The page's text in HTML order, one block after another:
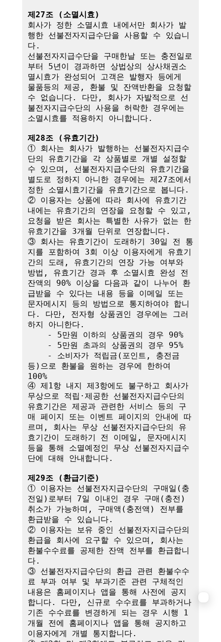
제27조 (소멸시효)
회사가 정한 소멸시효 내에서만 회사가 발
행한 선불전자지급수단을 사용할 수 있습니
다.
선불전자지급수단을 구매한날 또는 충전일로
부터 5년이 경과하면 상법상의 상사채권소
멸시효가 완성되어 고객은 발행자 등에게
물품등의 제공, 환불 및 잔액반환을 요청할
수 없습니다. 다만, 회사가 자발적으로 선
불전자지급수단의 사용을 허락한 경우에는
소멸시효를 적용하지 아니합니다.
제28조 (유효기간)
① 회사는 회사가 발행하는 선불전자지급수
단의 유효기간을 각 상품별로 개별 설정할
수 있으며, 선불전자지급수단의 유효기간을
별도로 정하지 아니한 경우에는 제27조에서
정한 소멸시효기간을 유효기간으로 봅니다.
② 이용자는 상품에 따라 회사에 유효기간
내에는 유효기간의 연장을 요청할 수 있고,
요청을 받은 회사는 특별한 사유가 없는 한
유효기간을 3개월 단위로 연장합니다.
③ 회사는 유효기간이 도래하기 30일 전 통
지를 포함하여 3회 이상 이용자에게 유효기
간의 도래, 유효기간의 연장 가능 여부와
방법, 유효기간 경과 후 소멸시효 완성 전
잔액의 90% 이상을 다음과 같이 나누어 환
급받을 수 있다는 내용 등을 이메일 또는
문자메시지 등의 방법으로 통지하여야 합니
다. 다만, 전자형 상품권인 경우에는 그러
하지 아니한다.
등)으로 환불을 원하는 경우에 한하여
100%
④ 제1항 내지 제3항에도 불구하고 회사가
무상으로 적립·제공한 선불전자지급수단의
유효기간은 제공과 관련한 서비스 등의 구
매 페이지 또는 이벤트 페이지의 안내에 따
르며, 회사는 무상 선불전자지급수단의 유
효기간이 도래하기 전 이메일, 문자메시지
등을 통해 소멸예정인 무상 선불전자지급수
단에 대해 안내합니다.
제29조 (환급기준)
① 이용자는 선불전자지급수단의 구매일(충
전일)로부터 7일 이내인 경우 구매(충전)
취소가 가능하며, 구매액(충전액) 전부를
환급받을 수 있습니다.
② 이용자는 보유 중인 선불전자지급수단의
환급을 회사에 요구할 수 있으며, 회사는
환불수수료를 공제한 잔액 전부를 환급합니
다.
③ 선불전자지급수단의 환급 관련 환불수수
료 부과 여부 및 부과기준 관련 구체적인
내용은 홈페이지나 앱을 통해 사전에 공지
합니다. 다만, 신규로 수수료를 부과하거나
기존 수수료를 변경하게 되는 경우 시행 1
개월 전에 홈페이지나 앱을 통해 공지하고
이용자에게 개별 통지합니다.